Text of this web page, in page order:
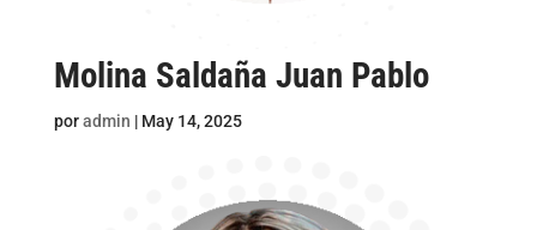
Molina Saldaña Juan Pablo
poradmin | May 14, 2025